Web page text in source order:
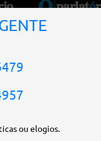
afirmou que o país
da Corte.
que é uma sorte
ou elogios.